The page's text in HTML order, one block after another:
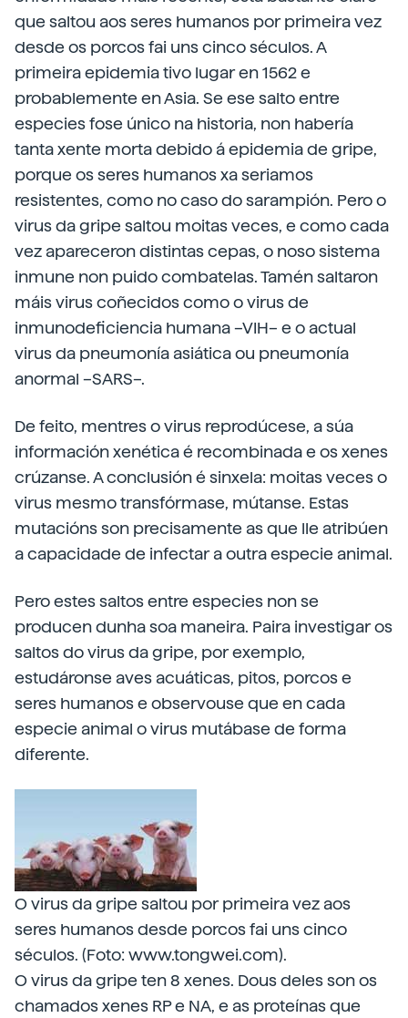
que saltou aos seres humanos por primeira vez
desde os porcos fai uns cinco séculos. A
primeira epidemia tivo lugar en 1562 e
probablemente en Asia. Se ese salto entre
especies fose único na historia, non habería
tanta xente morta debido á epidemia de gripe,
porque os seres humanos xa seriamos
resistentes, como no caso do sarampión. Pero o
virus da gripe saltou moitas veces, e como cada
vez apareceron distintas cepas, o noso sistema
inmune non puido combatelas. Tamén saltaron
máis virus coñecidos como o virus de
inmunodeficiencia humana –VIH– e o actual
virus da pneumonía asiática ou pneumonía
anormal –SARS–.
De feito, mentres o virus reprodúcese, a súa
información xenética é recombinada e os xenes
crúzanse. A conclusión é sinxela: moitas veces o
virus mesmo transfórmase, mútanse. Estas
mutacións son precisamente as que lle atribúen
a capacidade de infectar a outra especie animal.
Pero estes saltos entre especies non se
producen dunha soa maneira. Paira investigar os
saltos do virus da gripe, por exemplo,
estudáronse aves acuáticas, pitos, porcos e
seres humanos e observouse que en cada
especie animal o virus mutábase de forma
diferente.
O virus da gripe saltou por primeira vez aos
seres humanos desde porcos fai uns cinco
séculos. (Foto: www.tongwei.com).
O virus da gripe ten 8 xenes. Dous deles son os
chamados xenes RP e NA, e as proteínas que